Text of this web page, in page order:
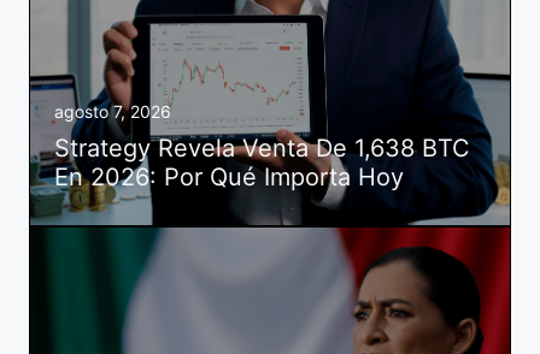
agosto 7, 2026
Strategy Revela Venta De 1,638 BTC
En 2026: Por Qué Importa Hoy